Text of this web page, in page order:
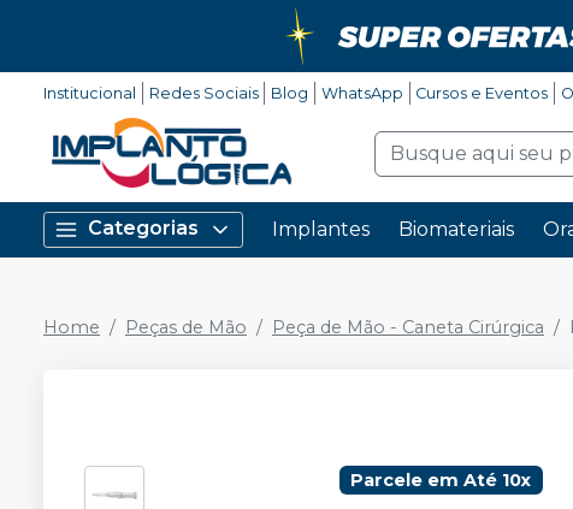
Institucional Redes Sociais Blog WhatsApp Cursos e Eventos
Categorias Implantes Biomateriais
Home Peças de Mão Peça de Mão - Caneta Cirúrgica
Parcele em Até 10x